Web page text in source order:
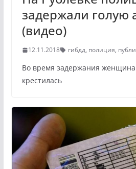
задержали голую
(видео)
12.11.2018 гибдд, полиция,
Во время задержания женщина
крестилась